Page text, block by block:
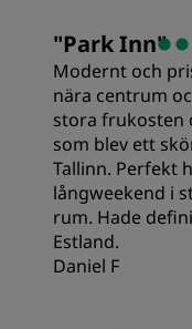
"Park Inn"
Modernt och
nära centrum
stora frukosten
som blev ett
Tallinn. Perfekt
långweekend i
rum. Hade
Estland.
Daniel F